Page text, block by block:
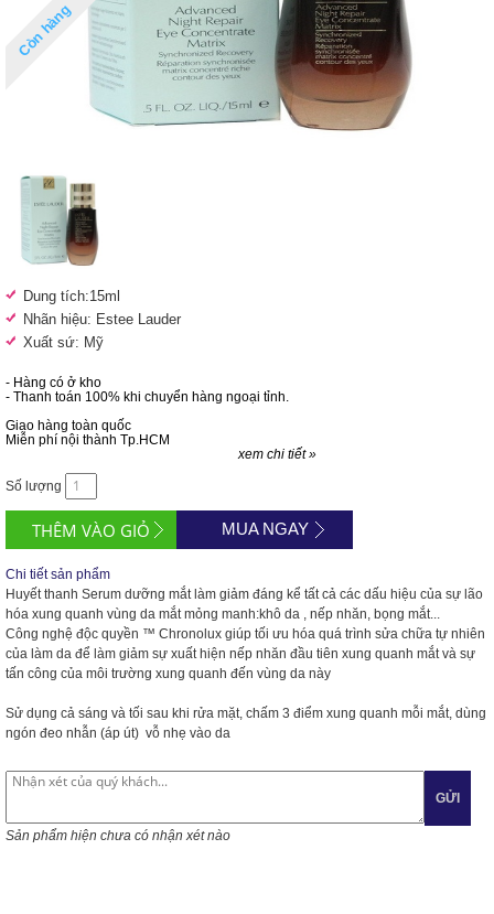
Còn hàng
Dung tích:15ml
Nhãn hiệu: Estee Lauder
Xuất sứ: Mỹ
- Hàng có ở kho
- Thanh toán 100% khi chuyển hàng ngoại tỉnh.
Giao hàng toàn quốc
Miễn phí nội thành Tp.HCM
xem chi tiết »
Số lượng
MUA NGAY
Chi tiết sản phẩm
Huyết thanh Serum dưỡng mắt làm giảm đáng kể tất cả các dấu hiệu của sự lão
hóa xung quanh vùng da mắt mỏng manh:khô da , nếp nhăn, bọng mắt...
Công nghệ độc quyền ™ Chronolux giúp tối ưu hóa quá trình sửa chữa tự nhiên
của làm da để làm giảm sự xuất hiện nếp nhăn đầu tiên xung quanh mắt và sự
tấn công của môi trường xung quanh đến vùng da này
Sử dụng cả sáng và tối sau khi rửa mặt, chấm 3 điểm xung quanh mỗi mắt, dùng
ngón đeo nhẫn (áp út) vỗ nhẹ vào da
GỬI
Sản phẩm hiện chưa có nhận xét nào